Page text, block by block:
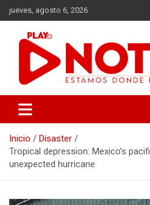
Saltar
al
contenido
jueves, agosto 6, 2026
Play Noticias
Inicio
Disaster
Tropical depression: Mexico’s
unexpected hurricane